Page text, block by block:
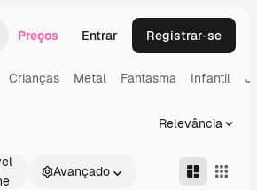
por imagem
Preços Entrar Registrar-se
Crianças Metal Fantasma Infantil
Relevância
Avançado